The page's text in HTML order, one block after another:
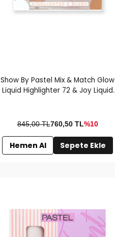
Show By Pastel Mix & Match Glow
Liquid Highlighter 72 & Joy Liquid
845,00 TL760,50TL%10
Hemen Al Sepete Ekle